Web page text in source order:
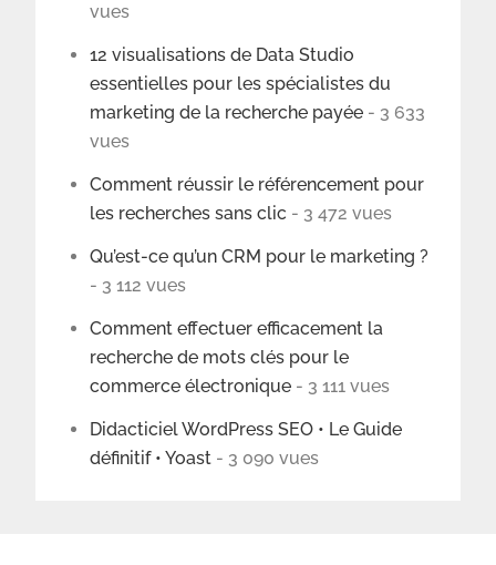
vues
12 visualisations de Data Studio
essentielles pour les spécialistes du
marketing de la recherche payée - 3 633
vues
Comment réussir le référencement pour
les recherches sans clic - 3 472 vues
Qu’est-ce qu’un CRM pour le marketing ?
- 3 112 vues
Comment effectuer efficacement la
recherche de mots clés pour le
commerce électronique - 3 111 vues
Didacticiel WordPress SEO • Le Guide
définitif • Yoast - 3 090 vues